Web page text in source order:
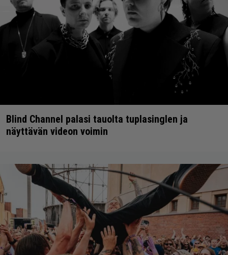
Blind Channel palasi tauolta tuplasinglen ja
näyttävän videon voimin